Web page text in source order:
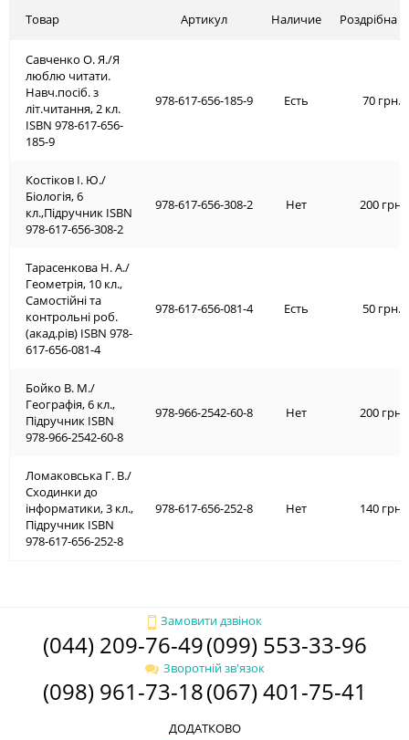
Товар
Савченко О. Я./Я
люблю читати.
Навч.посіб. з
літ.читання, 2 кл.
ISBN 978-617-656-
185-9
Костіков І. Ю./
Біологія, 6
кл.,Підручник ISBN
978-617-656-308-2
Тарасенкова Н. А./
Геометрія, 10 кл.,
Самостійні та
контрольні роб.
(акад.рів) ISBN 978-
617-656-081-4
Бойко В. М./
Географія, 6 кл.,
Підручник ISBN
978-966-2542-60-8
Ломаковська Г. В./
Сходинки до
інформатики, 3 кл.,
Підручник ISBN
978-617-656-252-8
Артикул Наличие Роздрібна
978-617-656-185-9 Есть 70 грн.
978-617-656-308-2 Нет 200 грн.
978-617-656-081-4 Есть 50 грн.
978-966-2542-60-8 Нет 200 грн.
978-617-656-252-8 Нет 140 грн.
Замовити дзвінок
(044) 209-76-49(099) 553-33-96
Зворотній зв'язок
(098) 961-73-18(067) 401-75-41
ДОДАТКОВО